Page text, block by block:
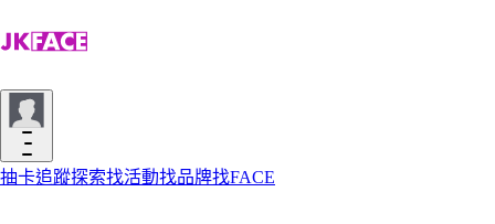
抽卡追蹤探索找活動找品牌找FACE